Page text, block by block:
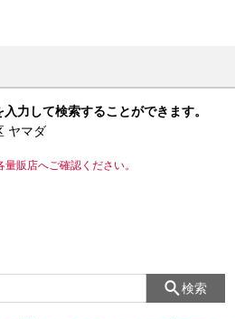
力して検索することができます。
ヤマダ
販店へご確認ください。
検索